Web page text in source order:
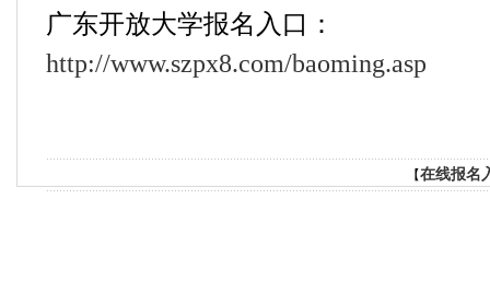
广东开放大学报名入口：
http://www.szpx8.com/baoming.asp
【在线报名